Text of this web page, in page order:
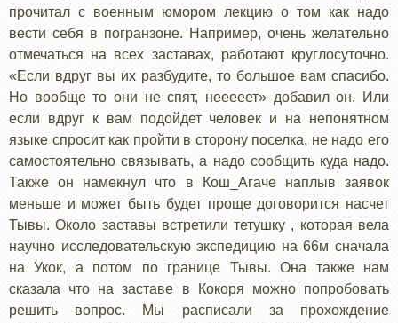
прочитал с военным юмором лекцию о том как надо
вести себя в погранзоне. Например, очень желательно
отмечаться на всех заставах, работают круглосуточно.
«Если вдруг вы их разбудите, то большое вам спасибо.
Но вообще то они не спят, нееееет» добавил он. Или
если вдруг к вам подойдет человек и на непонятном
языке спросит как пройти в сторону поселка, не надо его
самостоятельно связывать, а надо сообщить куда надо.
Также он намекнул что в Кош_Агаче наплыв заявок
меньше и может быть будет проще договорится насчет
Тывы. Около заставы встретили тетушку , которая вела
научно исследовательскую экспедицию на 66м сначала
на Укок, а потом по границе Тывы. Она также нам
сказала что на заставе в Кокоря можно попробовать
решить вопрос. Мы расписали за прохождение